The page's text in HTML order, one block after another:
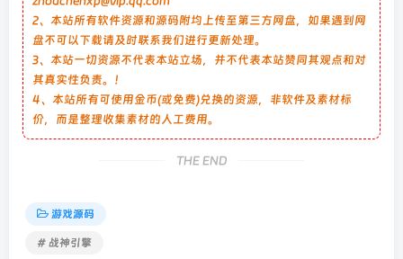
2、本站所有软件资源和源码附均上传至第三方网盘，如果遇到网
盘不可以下载请及时联系我们进行更新处理。
3、本站一切资源不代表本站立场，并不代表本站赞同其观点和对
其真实性负责。！
4、本站所有可使用金币(或免费)兑换的资源，非软件及素材标
价，而是整理收集素材的人工费用。
THE END
游戏源码
# 战神引擎